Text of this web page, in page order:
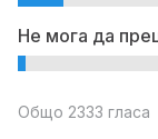
Не мога да
Общо 2333 гласа